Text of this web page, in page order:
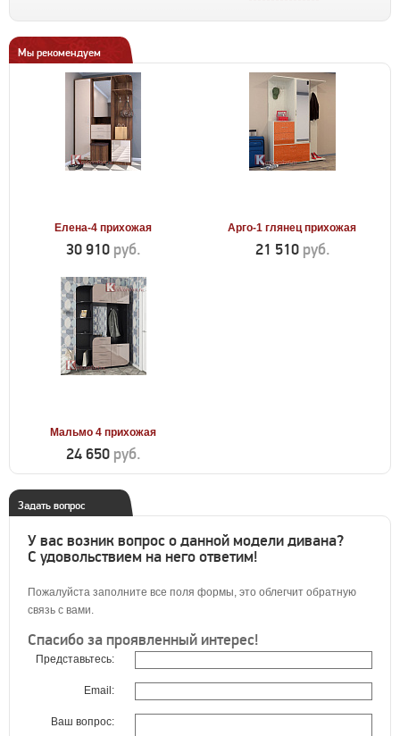
Мы рекомендуем
Елена-4 прихожая
30 910 руб.
Арго-1 глянец прихожая
21 510 руб.
Мальмо 4 прихожая
24 650 руб.
Задать вопрос
У вас возник вопрос о данной модели дивана?
С удовольствием на него ответим!
Пожалуйста заполните все поля формы, это облегчит обратную
связь с вами.
Спасибо за проявленный интерес!
Представьтесь:
Email:
Ваш вопрос: